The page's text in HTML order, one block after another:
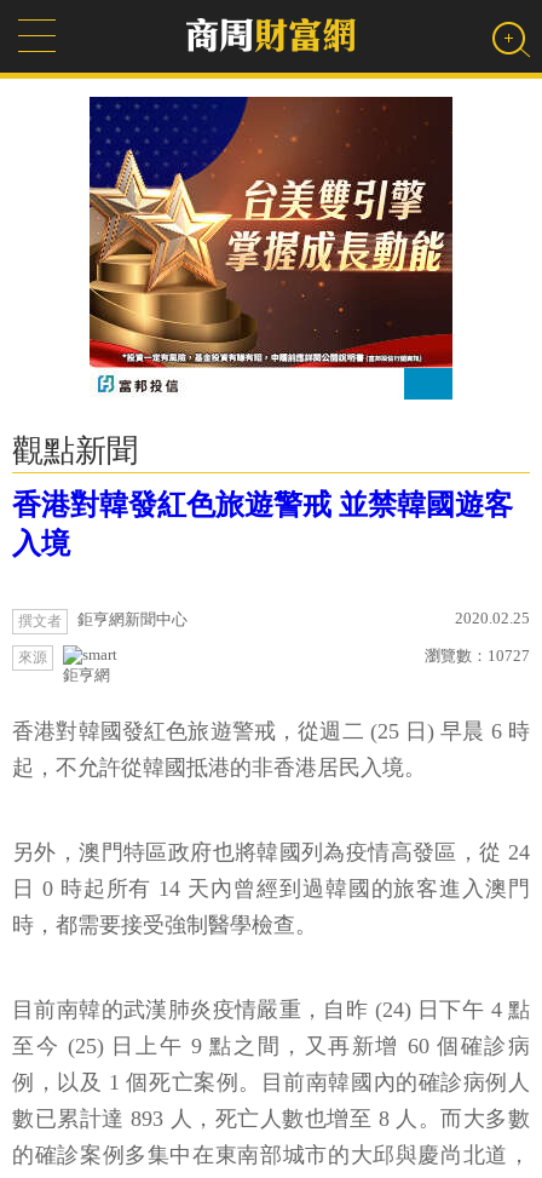
觀點新聞
香港對韓發紅色旅遊警戒 並禁韓國遊客
入境
撰文者 鉅亨網新聞中心 2020.02.25
來源
鉅亨網
瀏覽數： 10727
香港對韓國發紅色旅遊警戒，從週二 (25 日) 早晨 6 時
起，不允許從韓國抵港的非香港居民入境。
另外，澳門特區政府也將韓國列為疫情高發區，從 24
日 0 時起所有 14 天內曾經到過韓國的旅客進入澳門
時，都需要接受強制醫學檢查。
目前南韓的武漢肺炎疫情嚴重，自昨 (24) 日下午 4 點
至今 (25) 日上午 9 點之間，又再新增 60 個確診病
例，以及 1 個死亡案例。目前南韓國內的確診病例人
數已累計達 893 人，死亡人數也增至 8 人。而大多數
的確診案例多集中在東南部城市的大邱與慶尚北道，